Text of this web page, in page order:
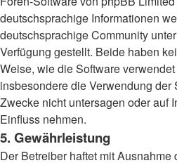
deutschsprachige Informationen
deutschsprachige Community
Verfügung gestellt. Beide haben
Weise, wie die Software
insbesondere die Verwendung der
Zwecke nicht untersagen oder auf
Einfluss nehmen.
5. Gewährleistung
Der Betreiber haftet mit